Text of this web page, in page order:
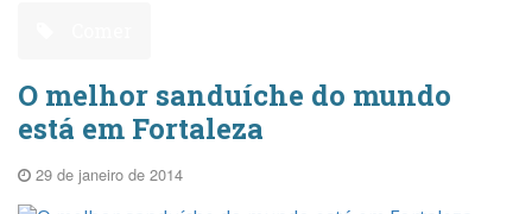
O melhor sanduíche do mundo
está em Fortaleza
29 de janeiro de 2014